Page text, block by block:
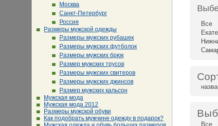
Москва
Санкт-Петербург
Россия
Размеры мужской одежды
Размеры мужских рубашек
Размеры мужских футболок
Размеры мужских брюк
Размер мужских трусов
Размеры мужских свитеров
Размеры мужских джинсов
Размер мужских кальсон
Мужская мода
Мужская мода 2012
Размеры мужской обуви
Как подобрать мужчине одежду в подарок?
Все
Все